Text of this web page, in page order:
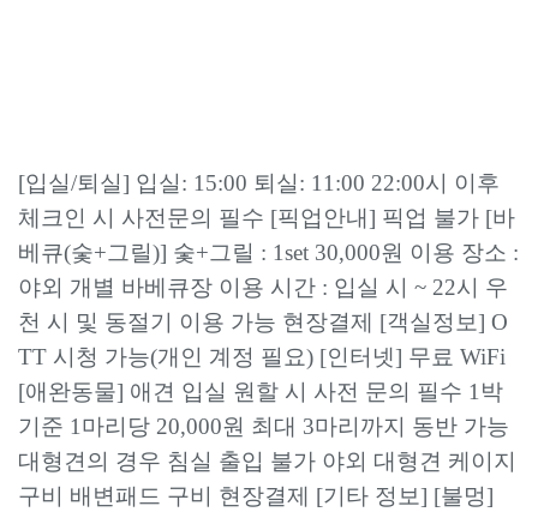
[입실/퇴실] 입실: 15:00 퇴실: 11:00 22:00시 이후
체크인 시 사전문의 필수 [픽업안내] 픽업 불가 [바
베큐(숯+그릴)] 숯+그릴 : 1set 30,000원 이용 장소 :
야외 개별 바베큐장 이용 시간 : 입실 시 ~ 22시 우
천 시 및 동절기 이용 가능 현장결제 [객실정보] O
TT 시청 가능(개인 계정 필요) [인터넷] 무료 WiFi
[애완동물] 애견 입실 원할 시 사전 문의 필수 1박
기준 1마리당 20,000원 최대 3마리까지 동반 가능
대형견의 경우 침실 출입 불가 야외 대형견 케이지
구비 배변패드 구비 현장결제 [기타 정보] [불멍]